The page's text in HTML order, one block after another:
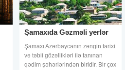
Şamaxıda Gəzməli yerlər
Şamaxı Azərbaycanın zəngin tarixi
və təbii gözəllikləri ilə tanınan
qədim şəhərlərindən biridir. Bir çox